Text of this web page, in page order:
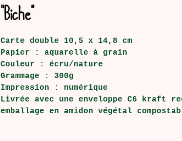
"Biche"
Carte double 10,5 x 14,8 cm
Papier : aquarelle à grain
Couleur : écru/nature
Grammage : 300g
Impression : numérique
Livrée avec une enveloppe C6 kraft
emballage en amidon végétal